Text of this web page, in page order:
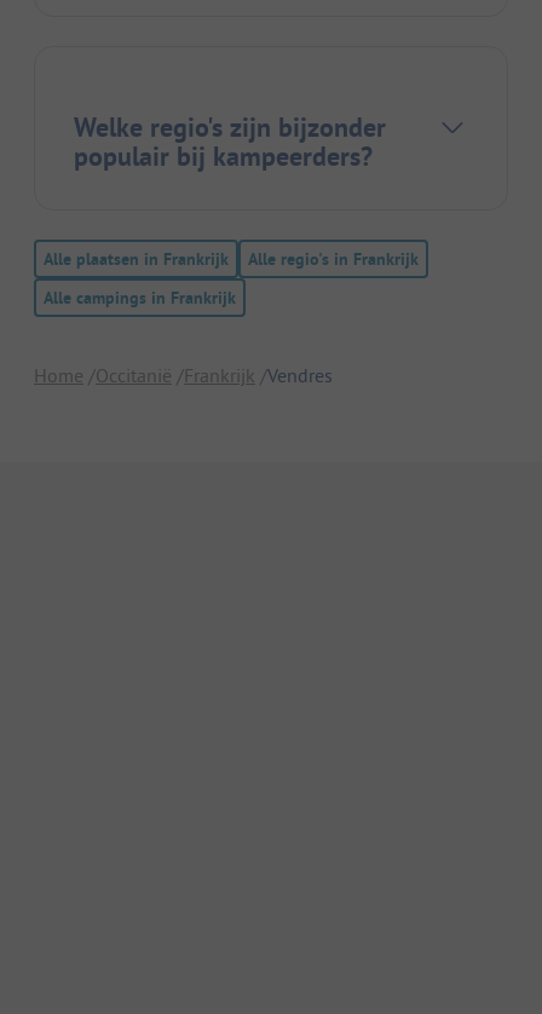
Welke regio's zijn bijzonder
populair bij kampeerders?
Alle plaatsen in Frankrijk
Alle regio's in Frankrijk
Alle campings in Frankrijk
Home Occitanië Frankrijk Vendres